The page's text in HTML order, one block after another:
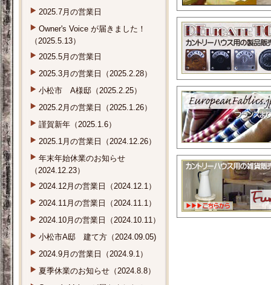
2025.7月の営業日
Owner's Voice が届きました！
（2025.5.13）
2025.5月の営業日
2025.3月の営業日（2025.2.28）
小松市 A様邸（2025.2.25）
2025.2月の営業日（2025.1.26）
謹賀新年（2025.1.6）
2025.1月の営業日（2024.12.26）
年末年始休業のお知らせ
（2024.12.23）
2024.12月の営業日（2024.12.1）
2024.11月の営業日（2024.11.1）
2024.10月の営業日（2024.10.11）
小松市A邸 建て方（2024.09.05)
2024.9月の営業日（2024.9.1）
夏季休業のお知らせ（2024.8.8）